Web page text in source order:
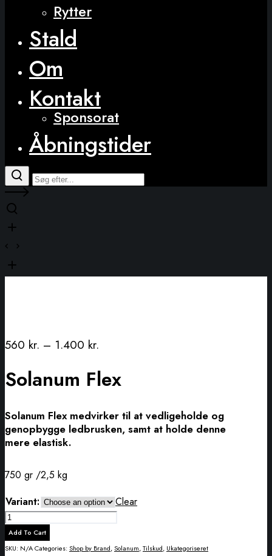
Rytter
Stald
Om
Kontakt
Sponsorat
Åbningstider
560 kr. – 1.400 kr.
Solanum Flex
Solanum Flex medvirker til at vedligeholde og
genopbygge ledbrusken, samt at holde denne
mere elastisk.
750 gr /2,5 kg
Variant:
Clear
Solanum
Flex
quantity
Add To Cart
SKU: N/ACategories:Shop by Brand,Solanum,Tilskud, Ukategoriseret